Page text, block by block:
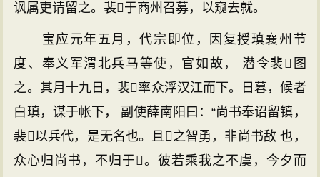
讽属吏请留之。裴于商州召募，以窥去就。
宝应元年五月，代宗即位，因复授瑱襄州节
度、奉义军渭北兵马等使，官如故， 潜令裴图
之。其月十九日，裴率众浮汉江而下。日暮，候者
白瑱，谋于帐下， 副使薛南阳曰：“尚书奉诏留镇，
裴以兵代，是无名也。且之智勇，非尚书敌 也，
众心归尚书，不归于。彼若乘我之不虞，今夕而